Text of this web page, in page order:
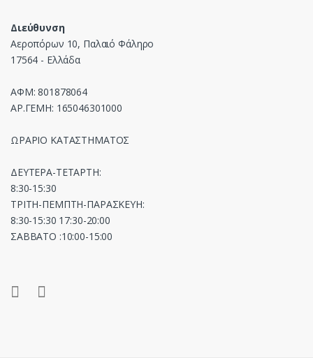
Διεύθυνση
Αεροπόρων 10, Παλαιό Φάληρο
17564 - Ελλάδα
ΑΦΜ: 801878064
ΑΡ.ΓΕΜΗ: 165046301000
ΩΡΑΡΙΟ ΚΑΤΑΣΤΗΜΑΤΟΣ
ΔΕΥΤΕΡΑ-ΤΕΤΑΡΤΗ:
8:30-15:30
ΤΡΙΤΗ-ΠΕΜΠΤΗ-ΠΑΡΑΣΚΕΥΗ:
8:30-15:30 17:30-20:00
ΣΑΒΒΑΤΟ :10:00-15:00